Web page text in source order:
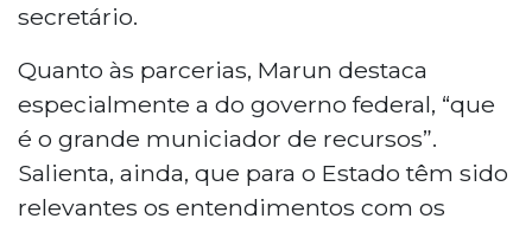
secretário.
Quanto às parcerias, Marun destaca
especialmente a do governo federal, “que
é o grande municiador de recursos”.
Salienta, ainda, que para o Estado têm sido
relevantes os entendimentos com os